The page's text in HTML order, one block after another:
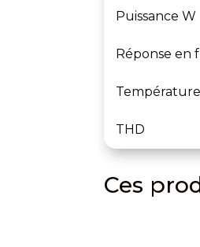
Puissance W
Réponse en
THD
Ces